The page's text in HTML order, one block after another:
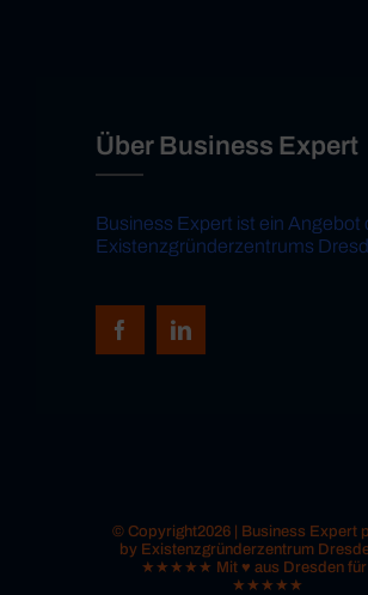
Über Business Expert
Business Expert ist ein Angebot
Existenzgründerzentrums
© Copyright2026 | Business Expert
by Existenzgründerzentrum
★★★★★ Mit ♥ aus Dresden für
★★★★★